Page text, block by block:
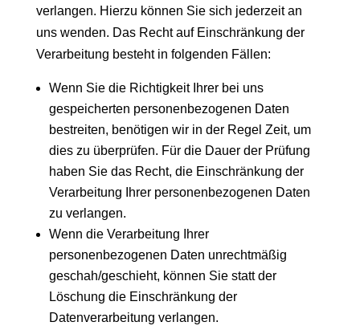
verlangen. Hierzu können Sie sich jederzeit an
uns wenden. Das Recht auf Einschränkung der
Verarbeitung besteht in folgenden Fällen:
Wenn Sie die Richtigkeit Ihrer bei uns
gespeicherten personenbezogenen Daten
bestreiten, benötigen wir in der Regel Zeit, um
dies zu überprüfen. Für die Dauer der Prüfung
haben Sie das Recht, die Einschränkung der
Verarbeitung Ihrer personenbezogenen Daten
zu verlangen.
Wenn die Verarbeitung Ihrer
personenbezogenen Daten unrechtmäßig
geschah/geschieht, können Sie statt der
Löschung die Einschränkung der
Datenverarbeitung verlangen.